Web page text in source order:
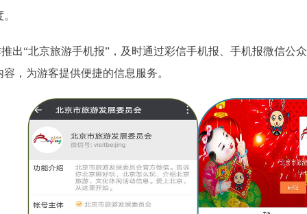
“北京旅游手机报”，及时通过彩信手机报、手机报微信公
，为游客提供便捷的信息服务。